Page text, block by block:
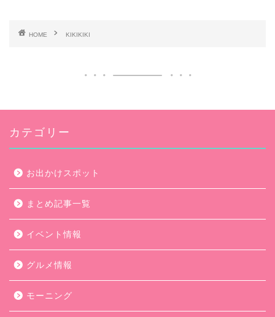
HOME KIKIKIKI
カテゴリー
お出かけスポット
まとめ記事一覧
イベント情報
グルメ情報
モーニング